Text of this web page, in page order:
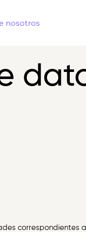
nosotros
correspondientes